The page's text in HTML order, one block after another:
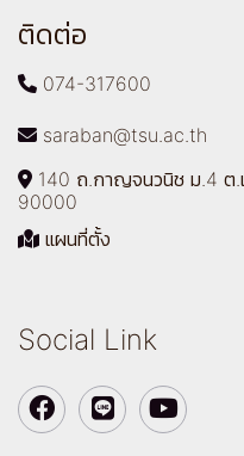
ติดต่อ
074-317600
saraban@tsu.ac.th
140 ถ.กาญจนวนิช ม.4 ต.
90000
แผนที่ตั้ง
Social Link